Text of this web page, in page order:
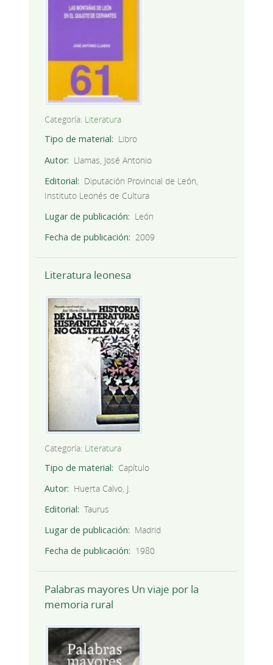
Categoría: Literatura
Tipo de material
Libro
Autor
Llamas, José Antonio
Editorial
Diputación Provincial de León,
Instituto Leonés de Cultura
Lugar de publicación
León
Fecha de publicación
2009
Literatura leonesa
Categoría: Literatura
Tipo de material
Capítulo
Autor
Huerta Calvo, J.
Editorial
Taurus
Lugar de publicación
Madrid
Fecha de publicación
1980
Palabras mayores Un viaje por la
memoria rural